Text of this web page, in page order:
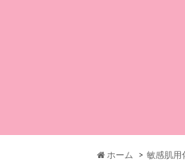
ホーム 敏感肌用